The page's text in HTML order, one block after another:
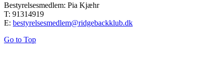
Bestyrelsesmedlem: Pia Kjæhr
T: 91314919
E: bestyrelsesmedlem@ridgebackklub.dk
Go to Top